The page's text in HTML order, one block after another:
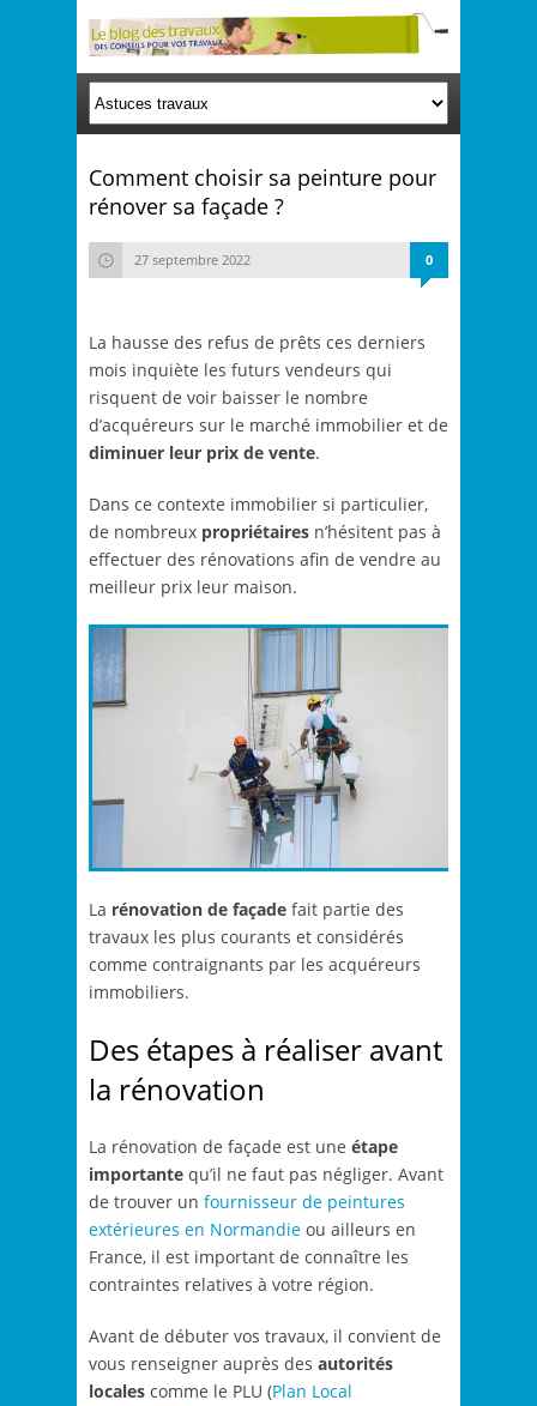
Comment choisir sa peinture pour
rénover sa façade ?
27 septembre 2022 0
La hausse des refus de prêts ces derniers
mois inquiète les futurs vendeurs qui
risquent de voir baisser le nombre
d’acquéreurs sur le marché immobilier et de
diminuer leur prix de vente.
Dans ce contexte immobilier si particulier,
de nombreux propriétaires n’hésitent pas à
effectuer des rénovations afin de vendre au
meilleur prix leur maison.
La rénovation de façade fait partie des
travaux les plus courants et considérés
comme contraignants par les acquéreurs
immobiliers.
Des étapes à réaliser avant
la rénovation
La rénovation de façade est une étape
importante qu’il ne faut pas négliger. Avant
de trouver un fournisseur de peintures
extérieures en Normandie ou ailleurs en
France, il est important de connaître les
contraintes relatives à votre région.
Avant de débuter vos travaux, il convient de
vous renseigner auprès des autorités
locales comme le PLU (Plan Local